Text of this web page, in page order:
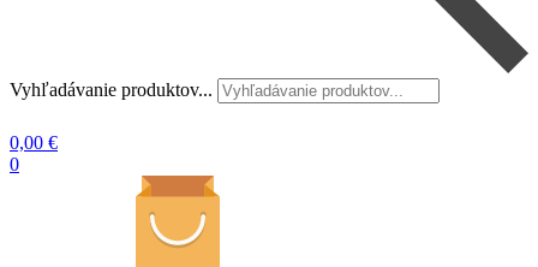
Vyhľadávanie produktov...
0,00 €
0